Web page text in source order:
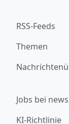
RSS-Feeds
Themen
Jobs bei
KI-Richtlinie